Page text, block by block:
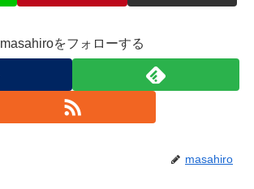
masahiroをフォローする
masahiro